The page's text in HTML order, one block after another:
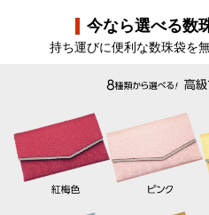
今なら選べる数
持ち運びに便利な数珠袋を